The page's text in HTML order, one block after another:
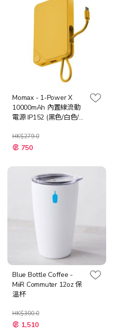
Momax - 1-Power X
10000mAh 內置線流動
電源 IP152 (黑色/白色/
HK$279.0
750
Blue Bottle Coffee -
MiiR Commuter 12oz 保
溫杯
HK$300.0
特
殊 1,510